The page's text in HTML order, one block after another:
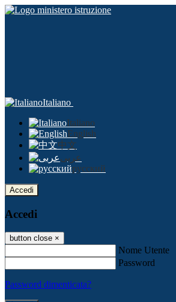
Italiano
Italiano
English
中文
عربى
русский
Accedi
Accedi
button close ×
Nome Utente
Password
Password dimenticata?